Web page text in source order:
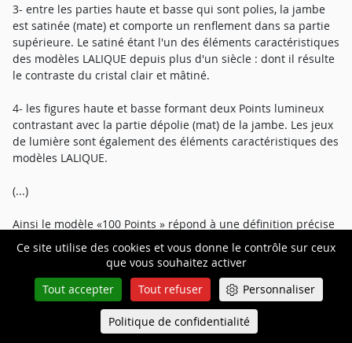
Ce site utilise des cookies et vous donne le contrôle sur ceux
que vous souhaitez activer
Tout accepter
Tout refuser Personnaliser
Politique de confidentialité
3- entre les parties haute et basse qui sont polies, la jambe
est satinée (mate) et comporte un renflement dans sa partie
supérieure. Le satiné étant l'un des éléments caractéristiques
des modèles LALIQUE depuis plus d'un siècle : dont il résulte
le contraste du cristal clair et mâtiné.
4- les figures haute et basse formant deux Points lumineux
contrastant avec la partie dépolie (mat) de la jambe. Les jeux
de lumière sont également des éléments caractéristiques des
modèles LALIQUE.
(...)
Ainsi le modèle «100 Points » répond à une définition précise
qui résulte notamment de la combinaison de trois figures
géométriques, les figures haute et basse formant deux Points
lumineux contrastant avec la partie dépolie (mat) de la
jambe'.
Queue-Fair